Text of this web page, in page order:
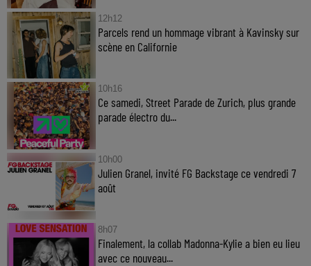
12h12
Parcels rend un hommage vibrant à Kavinsky sur
scène en Californie
10h16
Ce samedi, Street Parade de Zurich, plus grande
parade électro du...
10h00
Julien Granel, invité FG Backstage ce vendredi 7
août
8h07
Finalement, la collab Madonna-Kylie a bien eu lieu
avec ce nouveau...